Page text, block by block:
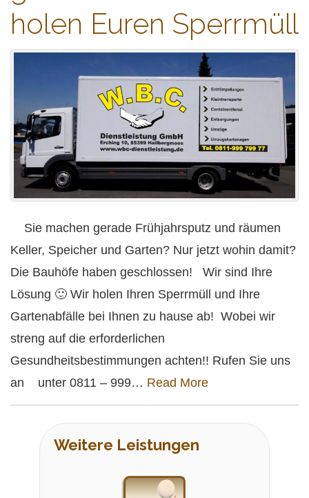
holen Euren Sperrmüll
Sie machen gerade Frühjahrsputz und räumen
Keller, Speicher und Garten? Nur jetzt wohin damit?
Die Bauhöfe haben geschlossen! Wir sind Ihre
Lösung 🙂 Wir holen Ihren Sperrmüll und Ihre
Gartenabfälle bei Ihnen zu hause ab! Wobei wir
streng auf die erforderlichen
Gesundheitsbestimmungen achten!! Rufen Sie uns
an unter 0811 – 999… Read More
Weitere Leistungen